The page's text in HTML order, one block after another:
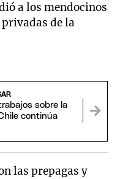
a los mendocinos
de la
sobre la
continúa
las prepagas y